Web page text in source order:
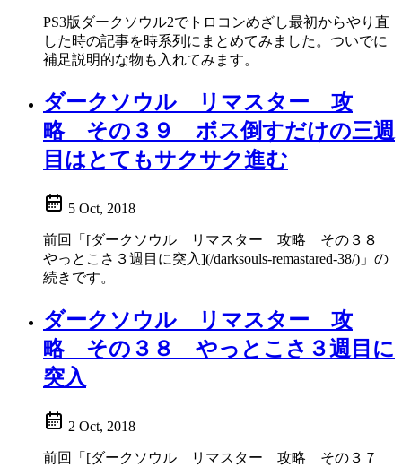
PS3版ダークソウル2でトロコンめざし最初からやり直
した時の記事を時系列にまとめてみました。ついでに
補足説明的な物も入れてみます。
ダークソウル リマスター 攻
略 その３９ ボス倒すだけの三週
目はとてもサクサク進む
5 Oct, 2018
前回「[ダークソウル リマスター 攻略 その３８
やっとこさ３週目に突入](/darksouls-remastared-38/)」の
続きです。
ダークソウル リマスター 攻
略 その３８ やっとこさ３週目に
突入
2 Oct, 2018
前回「[ダークソウル リマスター 攻略 その３７